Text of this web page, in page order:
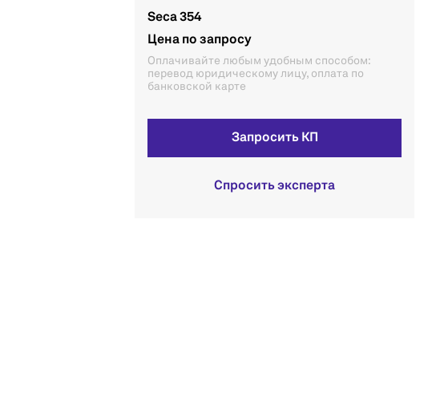
Seca 354
Цена по запросу
Оплачивайте любым удобным способом:
перевод юридическому лицу, оплата по
банковской карте
Запросить КП
Спросить эксперта